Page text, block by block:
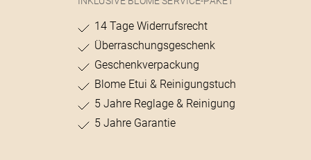
14 Tage Widerrufsrecht
Überraschungsgeschenk
Geschenkverpackung
Blome Etui & Reinigungstuch
5 Jahre Reglage & Reinigung
5 Jahre Garantie